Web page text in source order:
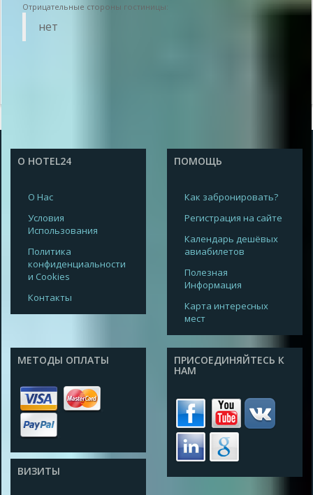
Отрицательные стороны гостиницы:
нет
О HOTEL24
О Нас
Условия
Использования
Политика
конфиденциальности
и Cookies
Контакты
ПОМОЩЬ
Как забронировать?
Регистрация на сайте
Календарь дешёвых
авиабилетов
Полезная
Информация
Карта интересных
мест
МЕТОДЫ ОПЛАТЫ
ВИЗИТЫ
ПРИСОЕДИНЯЙТЕСЬ К
НАМ